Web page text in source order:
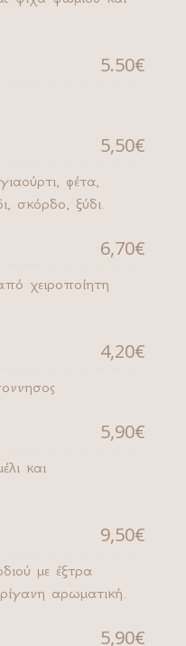
5.50€
5,50€
φέτα,
σκόρδο, ξύδι.
6,70€
χειροποίητη
4,20€
5,90€
και
9,50€
με έξτρα
αρωματική.
5,90€